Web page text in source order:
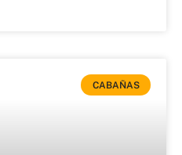
CABAÑAS